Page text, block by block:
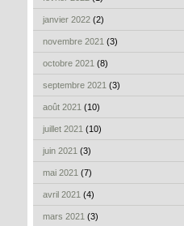
janvier 2022 (2)
novembre 2021 (3)
octobre 2021 (8)
septembre 2021 (3)
août 2021 (10)
juillet 2021 (10)
juin 2021 (3)
mai 2021 (7)
avril 2021 (4)
mars 2021 (3)